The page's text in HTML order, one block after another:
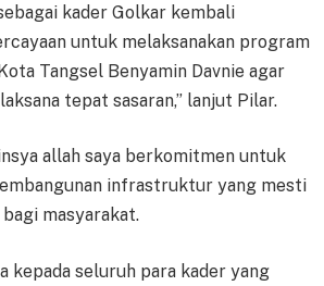
kader Golkar kembali
untuk melaksanakan program
Tangsel Benyamin Davnie agar
tepat sasaran,” lanjut Pilar.
allah saya berkomitmen untuk
infrastruktur yang mesti
masyarakat.
kepada seluruh para kader yang